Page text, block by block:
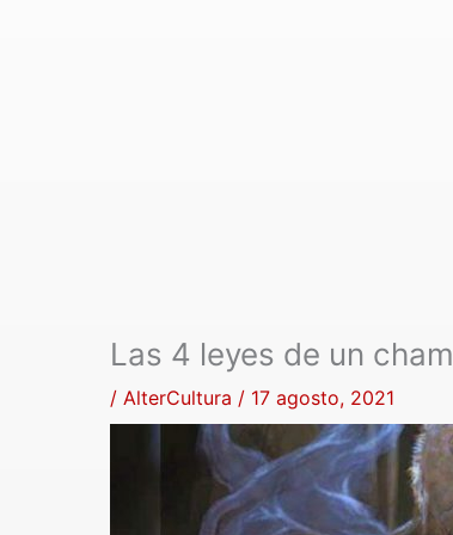
Las 4 leyes de un
/ AlterCultura / 17 agosto, 2021